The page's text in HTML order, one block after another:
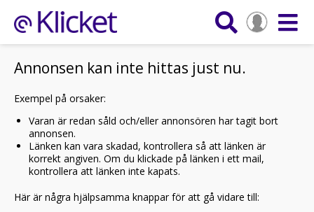
Annonsen kan inte hittas just nu.
Exempel på orsaker:
Varan är redan såld och/eller annonsören har tagit bort
annonsen.
Länken kan vara skadad, kontrollera så att länken är
korrekt angiven. Om du klickade på länken i ett mail,
kontrollera att länken inte kapats.
Här är några hjälpsamma knappar för att gå vidare till: